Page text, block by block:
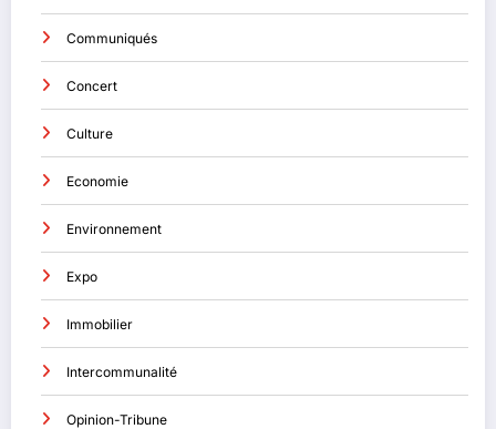
Communiqués
Concert
Culture
Economie
Environnement
Expo
Immobilier
Intercommunalité
Opinion-Tribune